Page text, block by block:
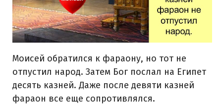
Моисей обратился к фараону, но тот не
отпустил народ. Затем Бог послал на Египет
десять казней. Даже после девяти казней
фараон все еще сопротивлялся.